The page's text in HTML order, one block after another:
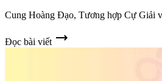
Cung Hoàng Đạo, Tương hợp Cự Giải
Đọc bài viết trending_flat